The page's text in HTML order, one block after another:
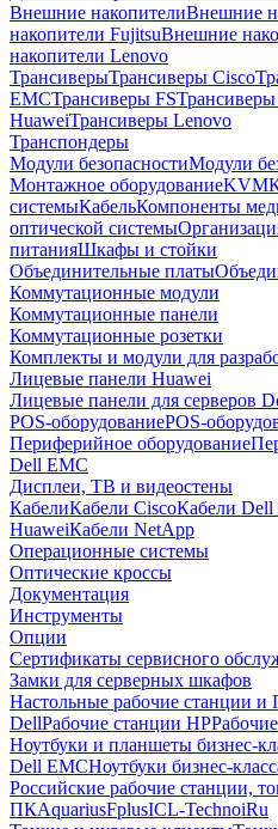
Внешние накопителиВнешние
накопители FujitsuВнешние
накопители Lenovo
ТрансиверыТрансиверы Cisco
EMCТрансиверы FS
HuaweiТрансиверы Lenovo
Транспондеры
Модули безопасностиМодули
Монтажное оборудованиеKVM
системыКабельКомпоненты
оптической системы
питанияШкафы и стойки
Объединительные платы
Коммутационные модули
Коммутационные панели
Коммутационные розетки
Комплекты и модули для
Лицевые панели Huawei
Лицевые панели для серверов
POS-оборудованиеPOS-
Периферийное оборудование
Dell EMC
Дисплеи, ТВ и видеостены
КабелиКабели CiscoКабели Dell
HuaweiКабели NetApp
Операционные системы
Оптические кроссы
Документация
Инструменты
Опции
Сертификаты сервисного
Замки для серверных шкафов
Настольные рабочие станции и
DellРабочие станции HP
Ноутбуки и планшеты бизнес-
Dell EMCНоутбуки бизнес-
Российские рабочие станции,
ПКAquariusFplusICL-TechnoiRu